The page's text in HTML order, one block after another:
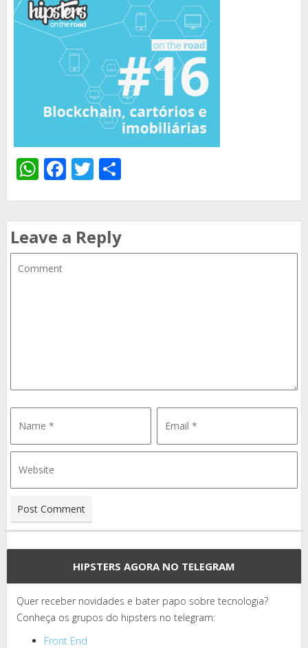
WhatsApp
Facebook
Twitter
Leave a Reply
HIPSTERS AGORA NO TELEGRAM
Quer receber novidades e bater papo sobre tecnologia?
Conheça os grupos do hipsters no telegram:
Front End